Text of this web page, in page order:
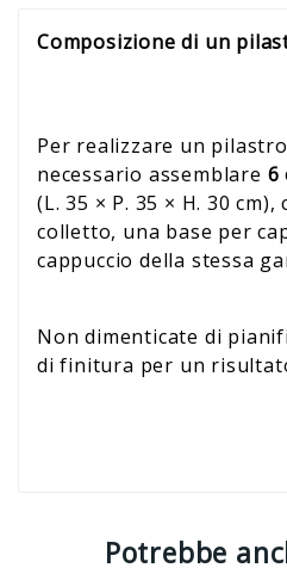
Composizione di un
Per realizzare un
necessario assemblare 6
(L. 35 × P. 35 × H. 30
colletto, una base per
cappuccio della stessa
Non dimenticate di
di finitura per un
Potrebbe